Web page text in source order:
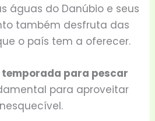
águas do Danúbio e seus
também desfruta das
o país tem a oferecer.
temporada para pescar
para aproveitar